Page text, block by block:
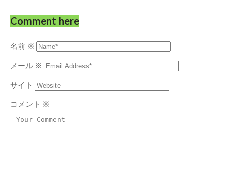
Comment here
名前 ※
メール ※
サイト
コメント ※